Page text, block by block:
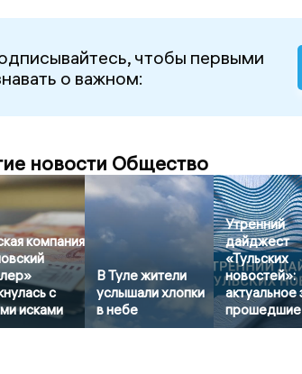
чтобы первыми
о важном:
новости Общество
компания
с
исками
В Туле жители
услышали хлопки
в небе
Утренний
дайджест
«Тульских
новостей»:
актуальное
прошедшие